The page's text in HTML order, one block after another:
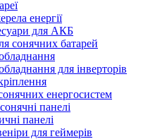
енергії
для АКБ
сонячних батарей
для інверторів
енергосистем
панелі
панелі
для геймерів